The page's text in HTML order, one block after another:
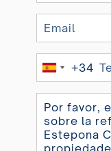
Spain+34